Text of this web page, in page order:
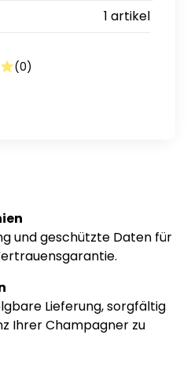
1 artikel
(0)
und geschützte Daten für
Lieferung, sorgfältig
Ihrer Champagner zu